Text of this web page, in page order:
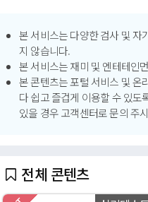
본 서비스는 다양한 검사 및 자
지 않습니다.
본 서비스는 재미 및 엔테테인
본 콘텐츠는 포털 서비스 및 온
다 쉽고 즐겁게 이용할 수 있도
있을 경우 고객센터로 문의 주
전체 콘텐츠